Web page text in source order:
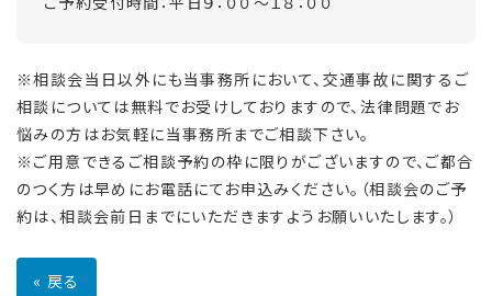
※相談会当日以外にも当事務所において、交通事故に関するご
相談については無料でお受けしておりますので、法律問題でお
悩みの方はお気軽に当事務所までご相談下さい。
※ご用意できるご相談予約の枠に限りがございますので、ご都合
のつく方は早めにお電話にてお申込みください。（相談会のご予
約は、相談会前日までにいただきますようお願いいたします。）
« 戻る